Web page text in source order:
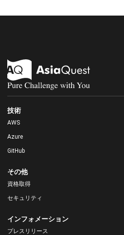
技術
AWS
Azure
GitHub
その他
資格取得
セキュリティ
インフォメーション
プレスリリース